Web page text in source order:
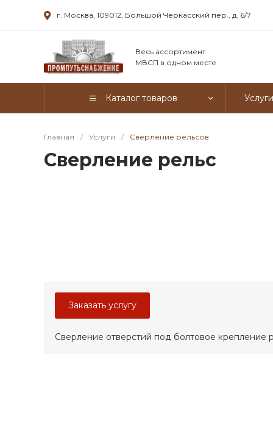
г. Москва, 109012, Большой Черкасский пер., д. 6/7
Весь ассортимент
МВСП в одном месте
Каталог товаров Услуги
Главная / Услуги / Сверление рельсов
Сверление рельс
Заказать услугу
Сверление отверстий под болтовое крепление